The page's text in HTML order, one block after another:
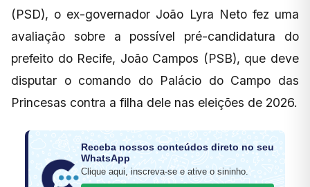
(PSD), o ex-governador João Lyra Neto fez uma
avaliação sobre a possível pré-candidatura do
prefeito do Recife, João Campos (PSB), que deve
disputar o comando do Palácio do Campo das
Princesas contra a filha dele nas eleições de 2026.
Receba nossos conteúdos direto no seu
WhatsApp
Clique aqui, inscreva-se e ative o sininho.